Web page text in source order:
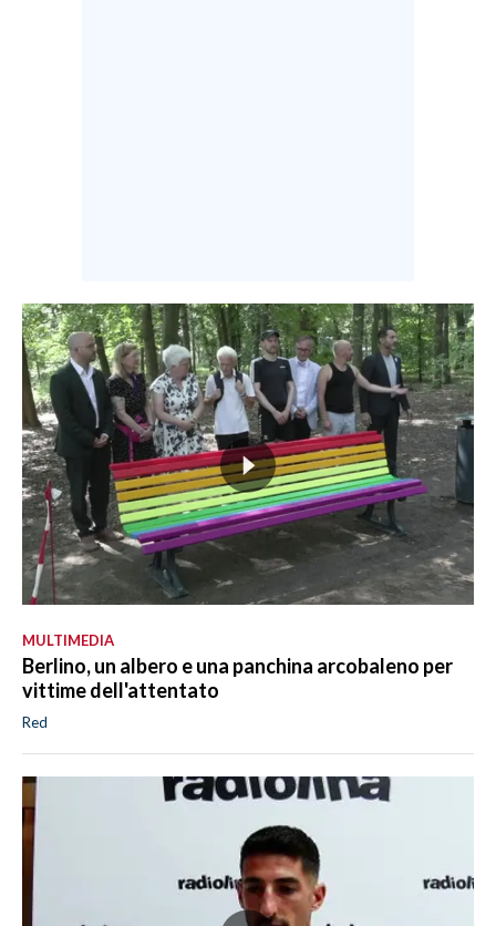
MULTIMEDIA
Berlino, un albero e una panchina arcobaleno per
vittime dell'attentato
Red